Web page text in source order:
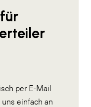
per E-Mail
einfach an